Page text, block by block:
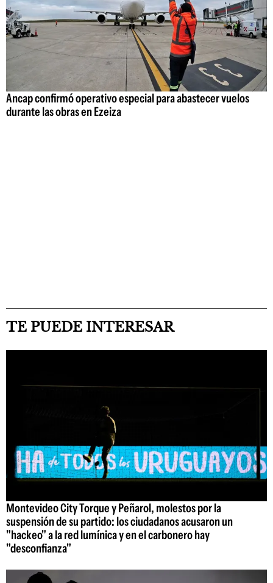
Ancap confirmó operativo especial para abastecer vuelos
durante las obras en Ezeiza
TE PUEDE INTERESAR
Montevideo City Torque y Peñarol, molestos por la
suspensión de su partido: los ciudadanos acusaron un
"hackeo" a la red lumínica y en el carbonero hay
"desconfianza"